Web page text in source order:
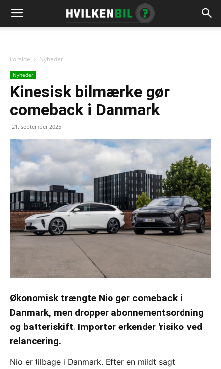
Forside Nyheder
Nyheder
Kinesisk bilmærke gør
comeback i Danmark
21. september 2025
Økonomisk trængte Nio gør comeback i
Danmark, men dropper abonnementsordning
og batteriskift. Importør erkender 'risiko' ved
relancering.
Nio er tilbage i Danmark. Efter en mildt sagt